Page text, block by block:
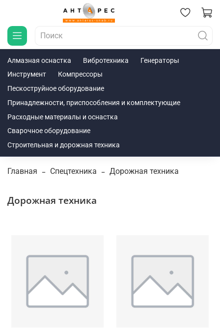
Алмазная оснастка Вибротехника
Генераторы
Инструмент
Компрессоры
Пескоструйное оборудование
Принадлежности, приспособления и комплектующие
Расходные материалы и оснастка
Сварочное оборудование
Строительная и дорожная техника
Главная Спецтехника Дорожная техника
Дорожная техника